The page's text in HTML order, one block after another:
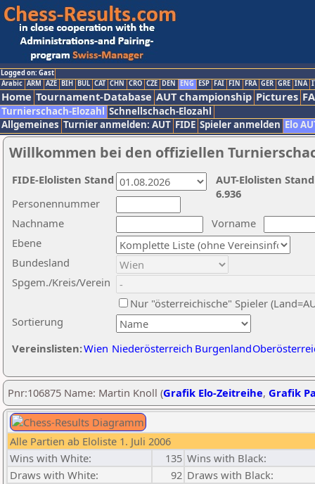
Logged on: Gast
Arabic ARM AZE BIH BUL CAT CHN CRO CZE DEN ENG ESP FAI FIN FRA GER GRE INA
Home Tournament-Database AUT championship Pictures
Turnierschach-Elozahl Schnellschach-Elozahl
Allgemeines Turnier anmelden: AUT FIDE Spieler anmelden Elo
Willkommen bei den offiziellen
Nachname
Vorname
Ebene
Sortierung
Personennummer
Bundesland
Spgem./Kreis/Verein
Nur "österreichische" Spieler
Vereinslisten:Wien Niederösterreich Burgenland
AUT-Elolisten
6.936
FIDE-Elolisten Stand
Pnr:106875 Name: Martin Knoll (Grafik Elo-Zeitreihe, Grafik
Alle Partien ab Eloliste 1. Juli 2006
Wins with White:
135 Wins with Black:
Draws with White:
92 Draws with Black: